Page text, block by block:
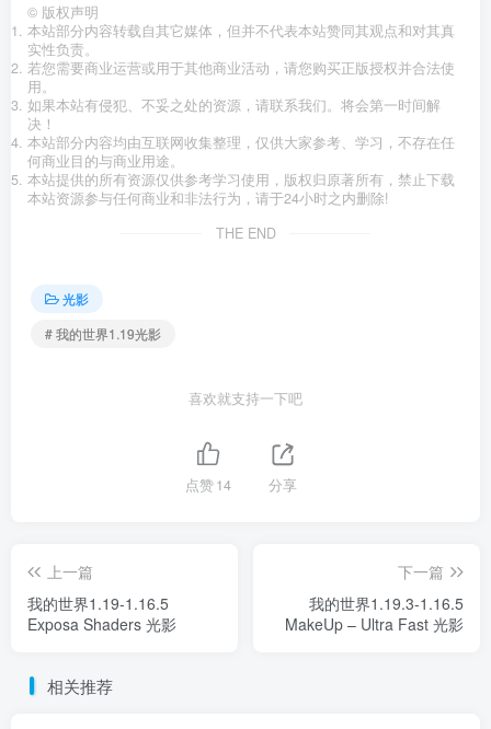
© 版权声明
本站部分内容转载自其它媒体，但并不代表本站赞同其观点和对其真
实性负责。
若您需要商业运营或用于其他商业活动，请您购买正版授权并合法使
用。
如果本站有侵犯、不妥之处的资源，请联系我们。将会第一时间解
决！
本站部分内容均由互联网收集整理，仅供大家参考、学习，不存在任
何商业目的与商业用途。
本站提供的所有资源仅供参考学习使用，版权归原著所有，禁止下载
本站资源参与任何商业和非法行为，请于24小时之内删除!
THE END
光影
# 我的世界1.19光影
喜欢就支持一下吧
点赞14 分享
上一篇
我的世界1.19-1.16.5
Exposa Shaders 光影
下一篇
我的世界1.19.3-1.16.5
MakeUp – Ultra Fast 光影
相关推荐